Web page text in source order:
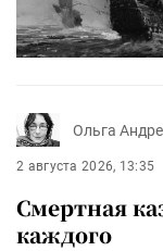
Ольга
2 августа 2026, 13:35
Смертная
каждого